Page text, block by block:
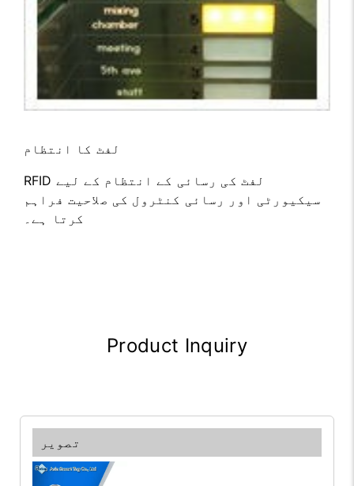
لفٹ کا انتظام
RFID لفٹ کی رسائی کے انتظام کے لیے
سیکیورٹی اور رسائی کنٹرول کی صلاحیت فراہم
کرتا ہے۔
Product Inquiry